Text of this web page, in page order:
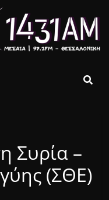
Συρία –
(ΣΘΕ)